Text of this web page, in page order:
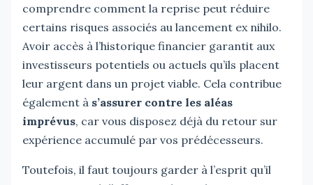
comprendre comment la reprise peut réduire
certains risques associés au lancement ex nihilo.
Avoir accès à l’historique financier garantit aux
investisseurs potentiels ou actuels qu’ils placent
leur argent dans un projet viable. Cela contribue
également à s’assurer contre les aléas
imprévus, car vous disposez déjà du retour sur
expérience accumulé par vos prédécesseurs.
Toutefois, il faut toujours garder à l’esprit qu’il